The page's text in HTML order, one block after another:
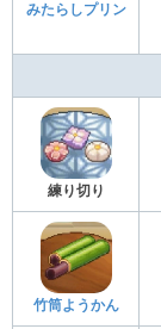
みたらしプリン
練り切り
竹筒ようかん